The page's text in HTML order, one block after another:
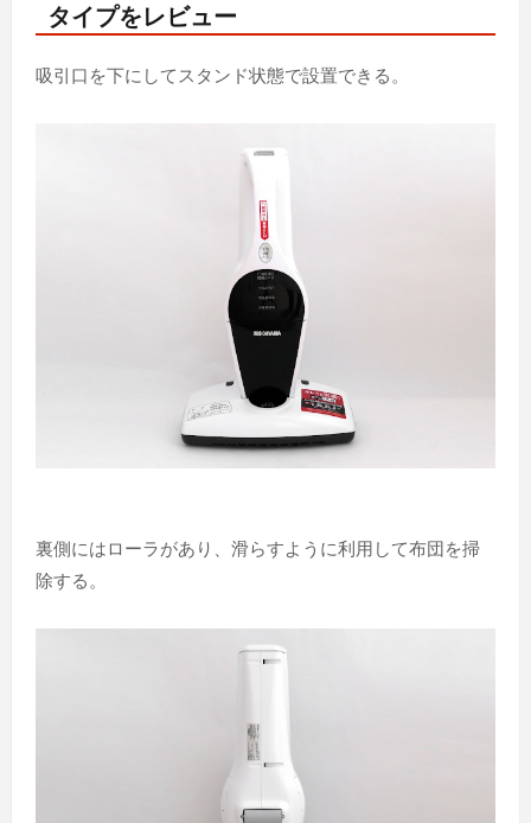
タイプをレビュー
吸引口を下にしてスタンド状態で設置できる。
裏側にはローラがあり、滑らすように利用して布団を掃
除する。